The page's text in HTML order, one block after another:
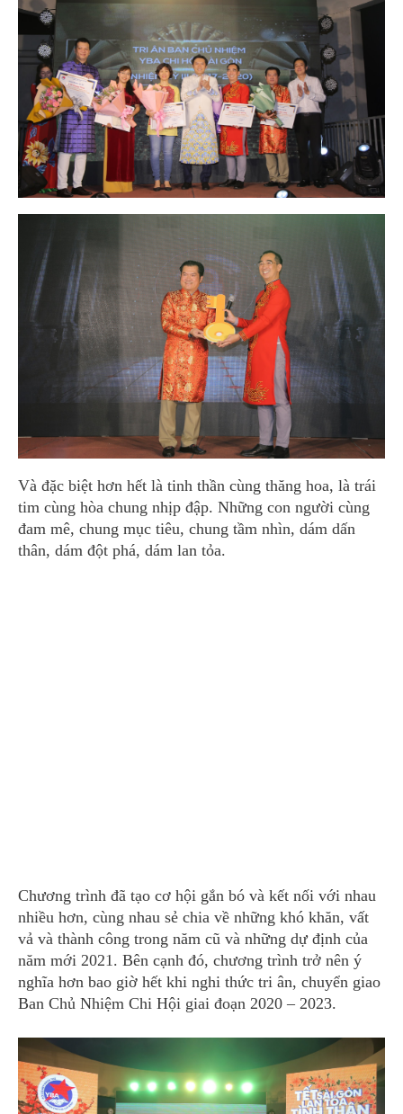
Và đặc biệt hơn hết là tinh thần cùng thăng hoa, là trái
tim cùng hòa chung nhịp đập. Những con người cùng
đam mê, chung mục tiêu, chung tầm nhìn, dám dấn
thân, dám đột phá, dám lan tỏa.
Chương trình đã tạo cơ hội gắn bó và kết nối với nhau
nhiều hơn, cùng nhau sẻ chia về những khó khăn, vất
vả và thành công trong năm cũ và những dự định của
năm mới 2021. Bên cạnh đó, chương trình trở nên ý
nghĩa hơn bao giờ hết khi nghi thức tri ân, chuyển giao
Ban Chủ Nhiệm Chi Hội giai đoạn 2020 – 2023.